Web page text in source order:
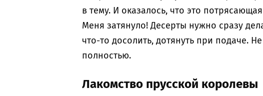
в тему. И оказалось, что это
Меня затянуло! Десерты нужно сразу
что-то досолить, дотянуть при подаче.
полностью.
Лакомство прусской королевы